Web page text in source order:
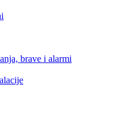
brave i alarmi